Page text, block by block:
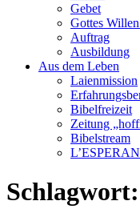
Gebet
Gottes
Auftrag
Ausbildung
Aus dem Leben
Laienmission
Bibelfreizeit
Zeitung
Bibelstream
Schlagwort: